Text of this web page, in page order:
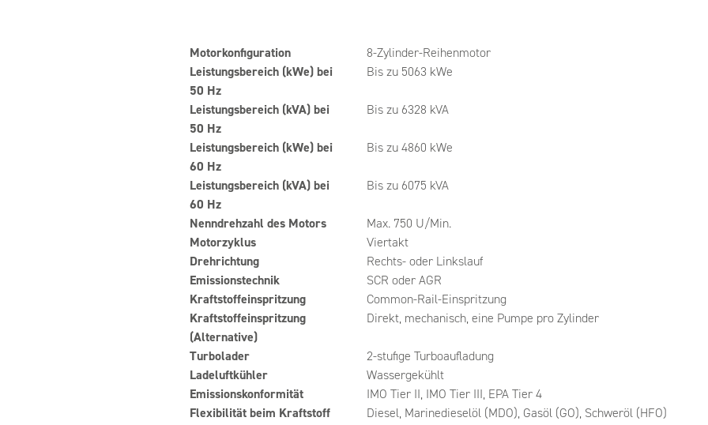
Motorkonfiguration
8-Zylinder-Reihenmotor
Leistungsbereich (kWe) bei
50 Hz
Bis zu 5063 kWe
Leistungsbereich (kVA) bei
50 Hz
Bis zu 6328 kVA
Leistungsbereich (kWe) bei
60 Hz
Bis zu 4860 kWe
Leistungsbereich (kVA) bei
60 Hz
Bis zu 6075 kVA
Nenndrehzahl des Motors
Max. 750 U/Min.
Motorzyklus
Viertakt
Drehrichtung
Rechts- oder Linkslauf
Emissionstechnik
SCR oder AGR
Kraftstoffeinspritzung
Common-Rail-Einspritzung
Kraftstoffeinspritzung
(Alternative)
Direkt, mechanisch, eine Pumpe pro Zylinder
Turbolader
2-stufige Turboaufladung
Ladeluftkühler
Wassergekühlt
Emissionskonformität
IMO Tier II, IMO Tier III, EPA Tier 4
Flexibilität beim Kraftstoff
Diesel, Marinedieselöl (MDO), Gasöl (GO), Schweröl (HFO)